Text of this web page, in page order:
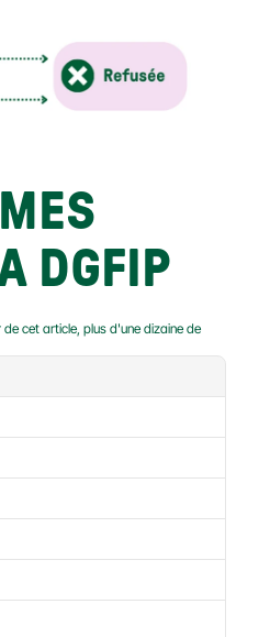
DGFIP
cet article, plus d'une dizaine de